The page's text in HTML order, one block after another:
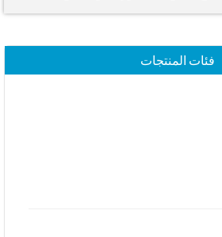
فئات المنتجات